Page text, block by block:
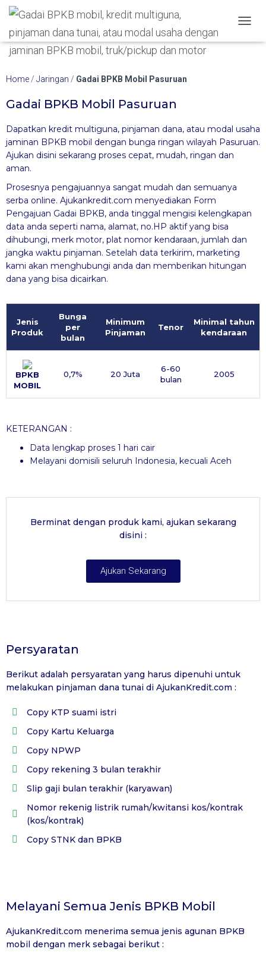
Home / Jaringan / Gadai BPKB Mobil Pasuruan
Gadai BPKB Mobil Pasuruan
Dapatkan kredit multiguna, pinjaman dana, atau modal usaha
jaminan BPKB mobil dengan bunga ringan wilayah Pasuruan.
Ajukan disini sekarang proses cepat, mudah, ringan dan
aman.
Prosesnya pengajuannya sangat mudah dan semuanya
serba online. Ajukankredit.com menyediakan Form
Pengajuan Gadai BPKB, anda tinggal mengisi kelengkapan
data anda seperti nama, alamat, no.HP aktif yang bisa
dihubungi, merk motor, plat nomor kendaraan, jumlah dan
jangka waktu pinjaman. Setelah data terkirim, marketing
kami akan menghubungi anda dan memberikan hitungan
dana yang bisa dicairkan.
Jenis
Produk
Bunga
per
bulan
Minimum
Pinjaman
Tenor
Minimal tahun
kendaraan
BPKB
MOBIL
0,7% 20 Juta
6-60
bulan
2005
KETERANGAN :
Data lengkap proses 1 hari cair
Melayani domisili seluruh Indonesia, kecuali Aceh
Berminat dengan produk kami, ajukan sekarang
disini :
Ajukan Sekarang
Persyaratan
Berikut adalah persyaratan yang harus dipenuhi untuk
melakukan pinjaman dana tunai di AjukanKredit.com :
Copy KTP suami istri
Copy Kartu Keluarga
Copy NPWP
Copy rekening 3 bulan terakhir
Slip gaji bulan terakhir (karyawan)
Nomor rekenig listrik rumah/kwitansi kos/kontrak
(kos/kontrak)
Copy STNK dan BPKB
Melayani Semua Jenis BPKB Mobil
AjukanKredit.com menerima semua jenis agunan BPKB
mobil dengan merk sebagai berikut :